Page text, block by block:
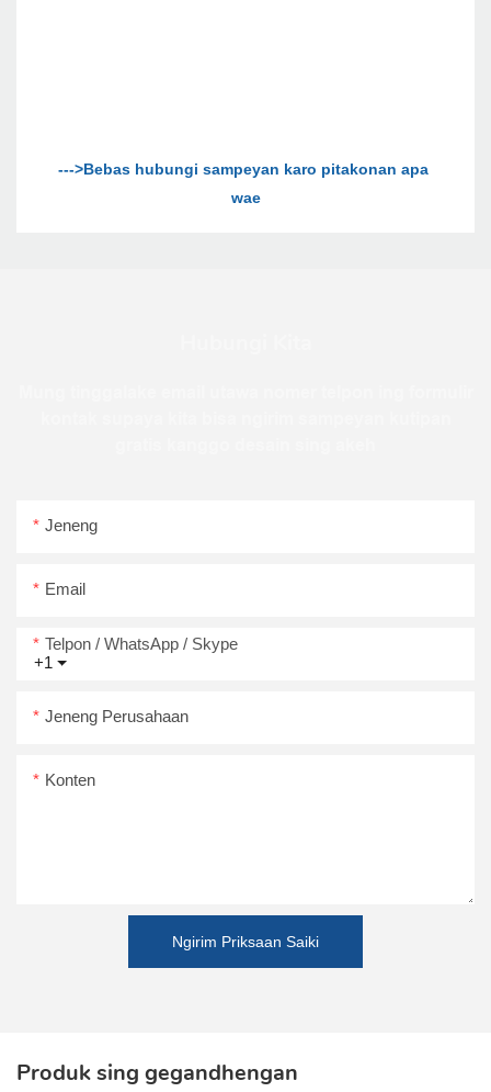
--->Bebas hubungi sampeyan karo pitakonan apa
wae
Jeneng
Email
+1
Telpon / WhatsApp / Skype
Jeneng Perusahaan
Konten
Ngirim Priksaan Saiki
Produk sing gegandhengan